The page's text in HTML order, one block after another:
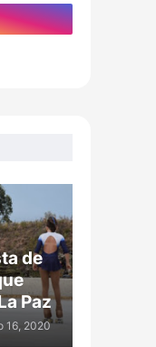
de
Paz
16, 2020